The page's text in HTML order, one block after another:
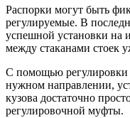
Распорки могут быть
регулируемые. В
успешной установки на
между стаканами стоек
С помощью регулировки
нужном направлении,
кузова достаточно
регулировочной муфты.